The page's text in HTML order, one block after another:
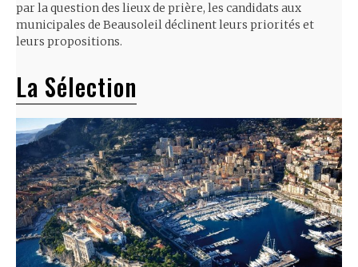
par la question des lieux de prière, les candidats aux
municipales de Beausoleil déclinent leurs priorités et
leurs propositions.
La Sélection